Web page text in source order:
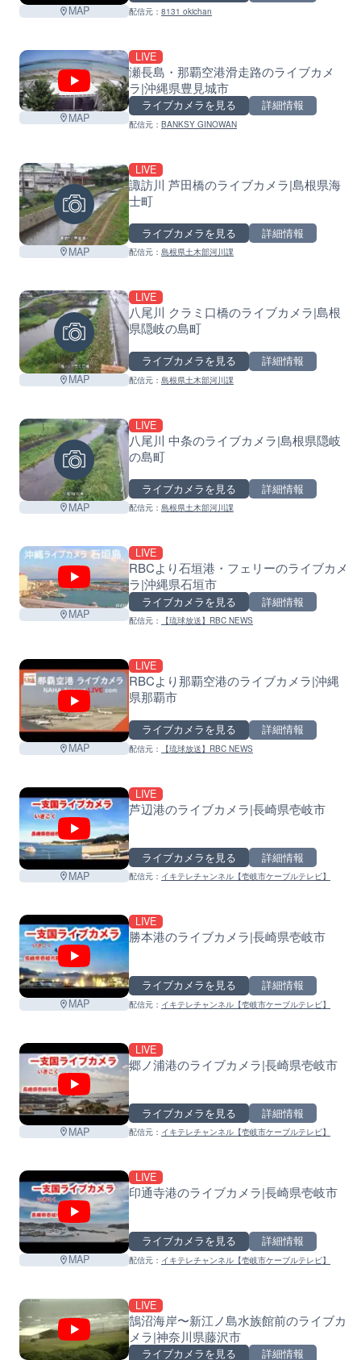
MAP 配信元： 8131 okichan
MAP
LIVE
瀬長島・那覇空港滑走路のライブカメ
ラ|沖縄県豊見城市
ライブカメラを見る 詳細情報
配信元： BANKSY GINOWAN
MAP
LIVE
諏訪川 芦田橋のライブカメラ|島根県海
士町
ライブカメラを見る 詳細情報
配信元： 島根県土木部河川課
MAP
LIVE
八尾川 クラミ口橋のライブカメラ|島根
県隠岐の島町
ライブカメラを見る 詳細情報
配信元： 島根県土木部河川課
MAP
LIVE
八尾川 中条のライブカメラ|島根県隠岐
の島町
ライブカメラを見る 詳細情報
配信元： 島根県土木部河川課
MAP
LIVE
RBCより石垣港・フェリーのライブカメ
ラ|沖縄県石垣市
ライブカメラを見る 詳細情報
配信元： 【琉球放送】RBC NEWS
MAP
LIVE
RBCより那覇空港のライブカメラ|沖縄
県那覇市
ライブカメラを見る 詳細情報
配信元： 【琉球放送】RBC NEWS
MAP
LIVE
芦辺港のライブカメラ|長崎県壱岐市
ライブカメラを見る 詳細情報
配信元： イキテレチャンネル【壱岐市ケーブルテレビ】
MAP
LIVE
勝本港のライブカメラ|長崎県壱岐市
ライブカメラを見る 詳細情報
配信元： イキテレチャンネル【壱岐市ケーブルテレビ】
MAP
LIVE
郷ノ浦港のライブカメラ|長崎県壱岐市
ライブカメラを見る 詳細情報
配信元： イキテレチャンネル【壱岐市ケーブルテレビ】
MAP
LIVE
印通寺港のライブカメラ|長崎県壱岐市
ライブカメラを見る 詳細情報
配信元： イキテレチャンネル【壱岐市ケーブルテレビ】
LIVE
鵠沼海岸〜新江ノ島水族館前のライブカ
メラ|神奈川県藤沢市
ライブカメラを見る 詳細情報